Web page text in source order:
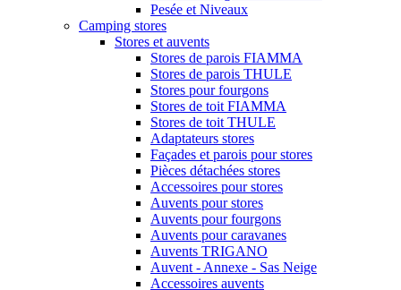
Pesée et Niveaux
Camping stores
Stores et auvents
Stores de parois FIAMMA
Stores de parois THULE
Stores pour fourgons
Stores de toit FIAMMA
Stores de toit THULE
Adaptateurs stores
Façades et parois pour stores
Pièces détachées stores
Accessoires pour stores
Auvents pour stores
Auvents pour fourgons
Auvents pour caravanes
Auvents TRIGANO
Auvent - Annexe - Sas Neige
Accessoires auvents